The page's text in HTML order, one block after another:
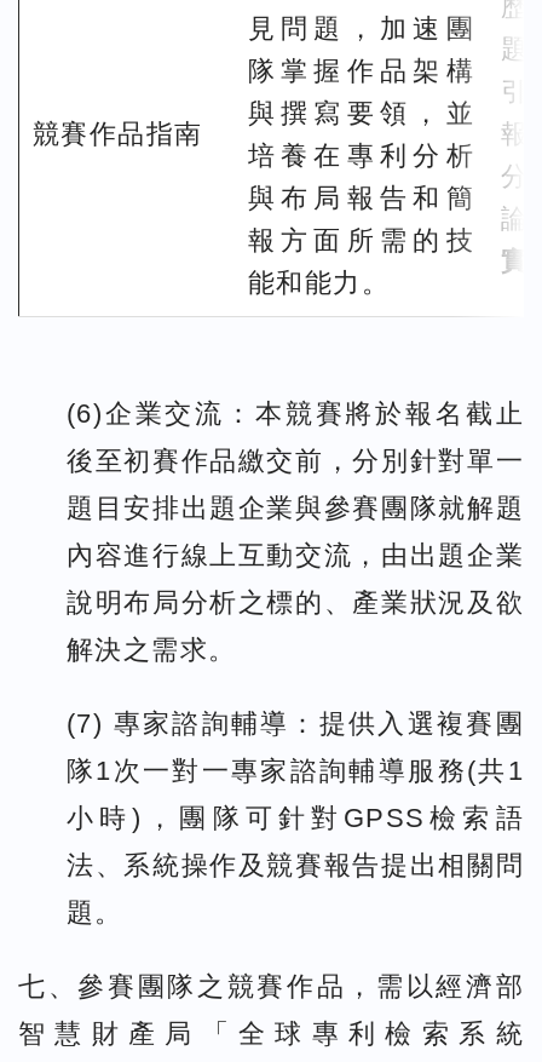
競賽作品指南
見問題，加速團
隊掌握作品架構
與撰寫要領，並
培養在專利分析
與布局報告和簡
報方面所需的技
能和能力。
歷
題
引
報
分
論
實
(6)企業交流：本競賽將於報名截止
後至初賽作品繳交前，分別針對單一
題目安排出題企業與參賽團隊就解題
內容進行線上互動交流，由出題企業
說明布局分析之標的、產業狀況及欲
解決之需求。
(7) 專家諮詢輔導：提供入選複賽團
隊1次一對一專家諮詢輔導服務(共1
小時)，團隊可針對GPSS檢索語
法、系統操作及競賽報告提出相關問
題。
七、參賽團隊之競賽作品，需以經濟部
智慧財產局「全球專利檢索系統